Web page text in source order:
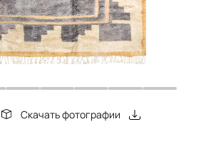
Скачать фотографии